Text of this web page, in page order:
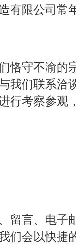
有限公司常
守不渝的
我们联系洽
行考察参观
言、电子
们会以快捷